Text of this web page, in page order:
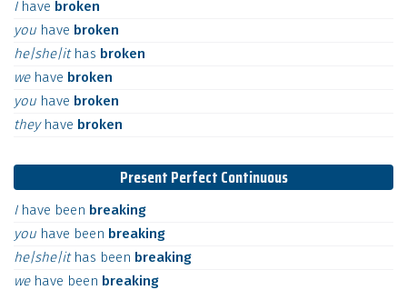
I have broken
you have broken
he|she|it has broken
we have broken
you have broken
they have broken
Present Perfect Continuous
I have been breaking
you have been breaking
he|she|it has been breaking
we have been breaking